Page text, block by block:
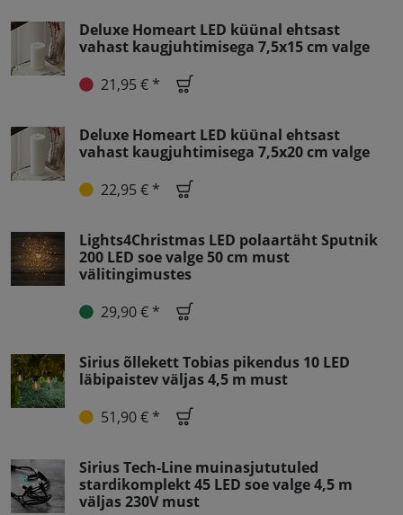
Deluxe Homeart LED küünal ehtsast
vahast kaugjuhtimisega 7,5x15 cm valge
21,95 € *
Deluxe Homeart LED küünal ehtsast
vahast kaugjuhtimisega 7,5x20 cm valge
22,95 € *
Lights4Christmas LED polaartäht Sputnik
200 LED soe valge 50 cm must
välitingimustes
29,90 € *
Sirius õllekett Tobias pikendus 10 LED
läbipaistev väljas 4,5 m must
51,90 € *
Sirius Tech-Line muinasjututuled
stardikomplekt 45 LED soe valge 4,5 m
väljas 230V must